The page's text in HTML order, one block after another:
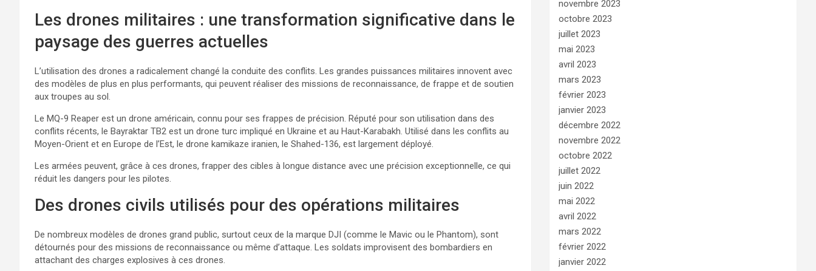
Les drones militaires : une transformation significative dans le
paysage des guerres actuelles
L’utilisation des drones a radicalement changé la conduite des conflits. Les grandes puissances militaires innovent avec
des modèles de plus en plus performants, qui peuvent réaliser des missions de reconnaissance, de frappe et de soutien
aux troupes au sol.
Le MQ-9 Reaper est un drone américain, connu pour ses frappes de précision. Réputé pour son utilisation dans des
conflits récents, le Bayraktar TB2 est un drone turc impliqué en Ukraine et au Haut-Karabakh. Utilisé dans les conflits au
Moyen-Orient et en Europe de l’Est, le drone kamikaze iranien, le Shahed-136, est largement déployé.
Les armées peuvent, grâce à ces drones, frapper des cibles à longue distance avec une précision exceptionnelle, ce qui
réduit les dangers pour les pilotes.
Des drones civils utilisés pour des opérations militaires
De nombreux modèles de drones grand public, surtout ceux de la marque DJI (comme le Mavic ou le Phantom), sont
détournés pour des missions de reconnaissance ou même d’attaque. Les soldats improvisent des bombardiers en
attachant des charges explosives à ces drones.
novembre 2023
octobre 2023
juillet 2023
mai 2023
avril 2023
mars 2023
février 2023
janvier 2023
décembre 2022
novembre 2022
octobre 2022
juillet 2022
juin 2022
mai 2022
avril 2022
mars 2022
février 2022
janvier 2022